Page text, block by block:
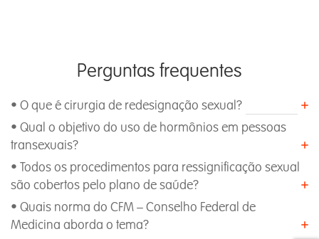
Perguntas frequentes
• O que é cirurgia de redesignação sexual?
• Qual o objetivo do uso de hormônios em pessoas
transexuais?
• Todos os procedimentos para ressignificação sexual
são cobertos pelo plano de saúde?
• Quais norma do CFM – Conselho Federal de
Medicina aborda o tema?